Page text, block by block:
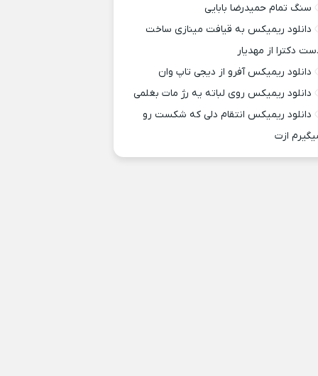
سنگ تمام حمیدرضا بابایی
دانلود ریمیکس به قیافت مینازی ساخت
دکترا از مهدیار
دانلود ریمیکس آفرو از ديجی تاپ وان
دانلود ریمیکس روی لباته یه رژ مات بغلمی
دانلود ریمیکس انتقام دلی که شکست رو
ازت